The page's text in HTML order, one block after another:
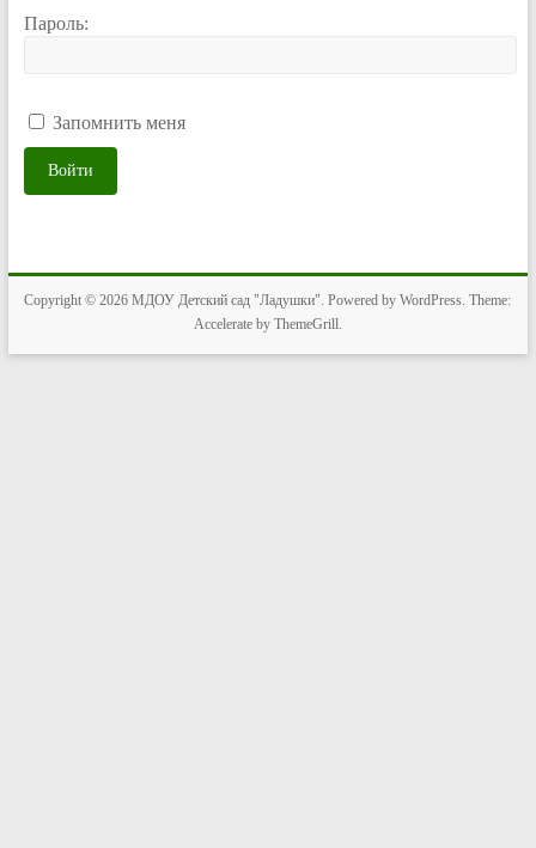
Пароль:
Запомнить меня
Войти
Copyright © 2026МДОУ Детский сад "Ладушки". Powered byWordPress. Theme:
Accelerate by ThemeGrill.